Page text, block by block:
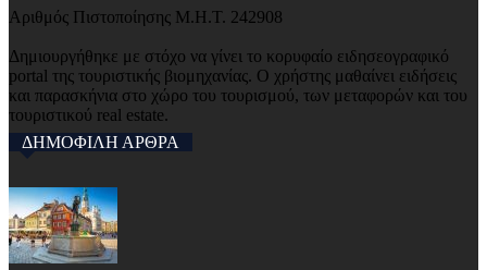
Αριθμός Πιστοποίησης Μ.Η.Τ. 242908
Δημιουργήθηκε με στόχο να γίνει το κορυφαίο ειδησεογραφικό
portal της τουριστικής βιομηχανίας. Ο χρήστης μαθαίνει ειδήσεις
και παρασκήνια στο χώρο του τουρισμού, των μεταφορών και του
τουριστικού real estate.
ΔΗΜΟΦΙΛΗ ΑΡΘΡΑ